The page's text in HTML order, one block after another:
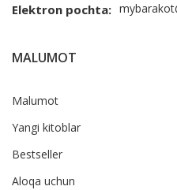
Elektron pochta:
MALUMOT
Malumot
Yangi kitoblar
Bestseller
Aloqa uchun